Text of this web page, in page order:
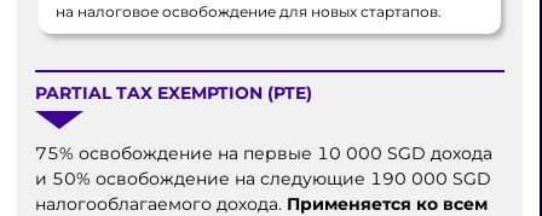
на налоговое освобождение для новых стартапов.
PARTIAL TAX EXEMPTION (PTE)
75% освобождение на первые 10 000 SGD дохода
и 50% освобождение на следующие 190 000 SGD
налогооблагаемого дохода. Применяется ко всем